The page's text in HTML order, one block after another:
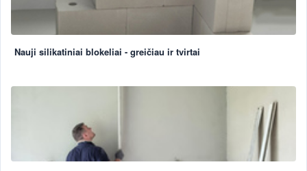
Nauji silikatiniai blokeliai - greičiau ir tvirtai